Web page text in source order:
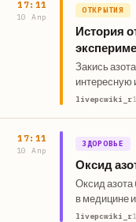
17:11
10 Апр
ОТКРЫТИЯ
История
Закись
интересную
начиная с
livepcwiki_r
17:11
10 Апр
ЗДОРОВЬЕ
Оксид
Оксид
в медицине
его
livepcwiki_r